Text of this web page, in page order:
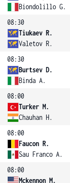
Biondolillo G.
08:30
Tiukaev R.
Valetov R.
08:30
Burtsev D.
Binda A.
08:00
Turker M.
Chauhan H.
08:00
Faucon R.
Sau Franco A.
08:00
Mckennon M.